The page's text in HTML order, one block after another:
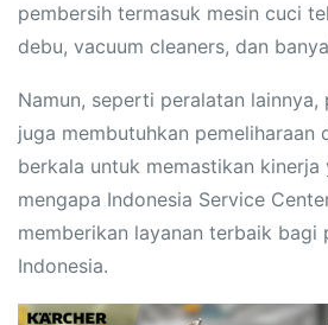
pembersih termasuk mesin cuci
debu, vacuum cleaners, dan
Namun, seperti peralatan lainnya,
juga membutuhkan pemeliharaan
berkala untuk memastikan
mengapa Indonesia Service
memberikan layanan terbaik bagi
Indonesia.